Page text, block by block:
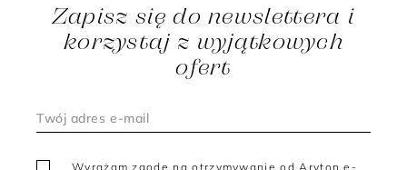
Zapisz się do newslettera i
korzystaj z wyjątkowych
ofert
Wyrażam zgodę na otrzymywanie od Aryton e-